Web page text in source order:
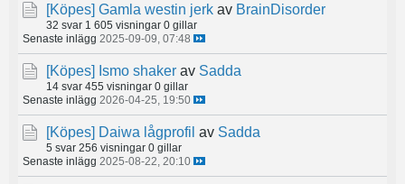
[Köpes] Gamla westin jerk av BrainDisorder
32 svar 1 605 visningar 0 gillar
Senaste inlägg 2025-09-09, 07:48
[Köpes] Ismo shaker av Sadda
14 svar 455 visningar 0 gillar
Senaste inlägg 2026-04-25, 19:50
[Köpes] Daiwa lågprofil av Sadda
5 svar 256 visningar 0 gillar
Senaste inlägg 2025-08-22, 20:10